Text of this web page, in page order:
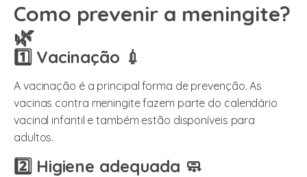
Como prevenir a meningite?
🌿
1️⃣ Vacinação 💉
A vacinação é a principal forma de prevenção. As
vacinas contra meningite fazem parte do calendário
vacinal infantil e também estão disponíveis para
adultos.
2️⃣ Higiene adequada 🧼